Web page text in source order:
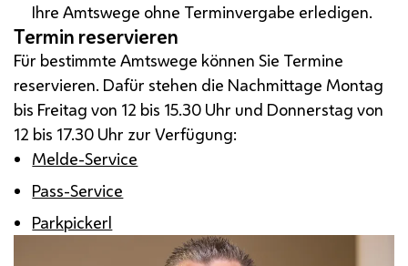
Ihre Amtswege ohne Terminvergabe erledigen.
Termin reservieren
Für bestimmte Amtswege können Sie Termine
reservieren. Dafür stehen die Nachmittage Montag
bis Freitag von 12 bis 15.30 Uhr und Donnerstag von
12 bis 17.30 Uhr zur Verfügung:
Melde-Service
Pass-Service
Parkpickerl